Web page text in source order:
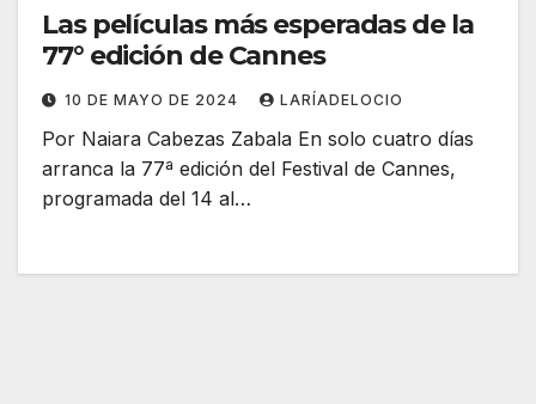
Las películas más esperadas de la
77° edición de Cannes
10 DE MAYO DE 2024 LARÍADELOCIO
Por Naiara Cabezas Zabala En solo cuatro días
arranca la 77ª edición del Festival de Cannes,
programada del 14 al…